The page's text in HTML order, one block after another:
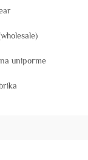
uniporme